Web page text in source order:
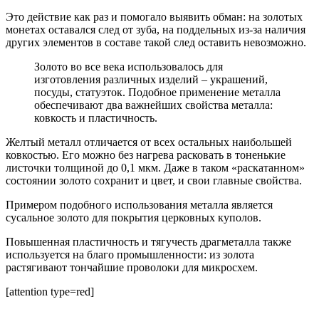
Это действие как раз и помогало выявить обман: на золотых
монетах оставался след от зуба, на поддельных из-за наличия
других элементов в составе такой след оставить невозможно.
Золото во все века использовалось для
изготовления различных изделий – украшений,
посуды, статуэток. Подобное применение металла
обеспечивают два важнейших свойства металла:
ковкость и пластичность.
Желтый металл отличается от всех остальных наибольшей
ковкостью. Его можно без нагрева расковать в тоненькие
листочки толщиной до 0,1 мкм. Даже в таком «раскатанном»
состоянии золото сохранит и цвет, и свои главные свойства.
Примером подобного использования металла является
сусальное золото для покрытия церковных куполов.
Повышенная пластичность и тягучесть драгметалла также
используется на благо промышленности: из золота
растягивают тончайшие проволоки для микросхем.
[attention type=red]